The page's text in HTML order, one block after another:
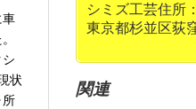
車
状
所
シミズ工芸住所：
東京都杉並区荻
関連